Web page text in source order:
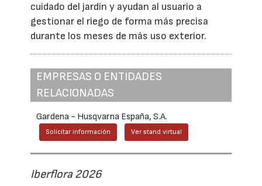
cuidado del jardín y ayudan al usuario a
gestionar el riego de forma más precisa
durante los meses de más uso exterior.
EMPRESAS O ENTIDADES
RELACIONADAS
Gardena - Husqvarna España, S.A.
Solicitar información Ver stand virtual
Iberflora 2026